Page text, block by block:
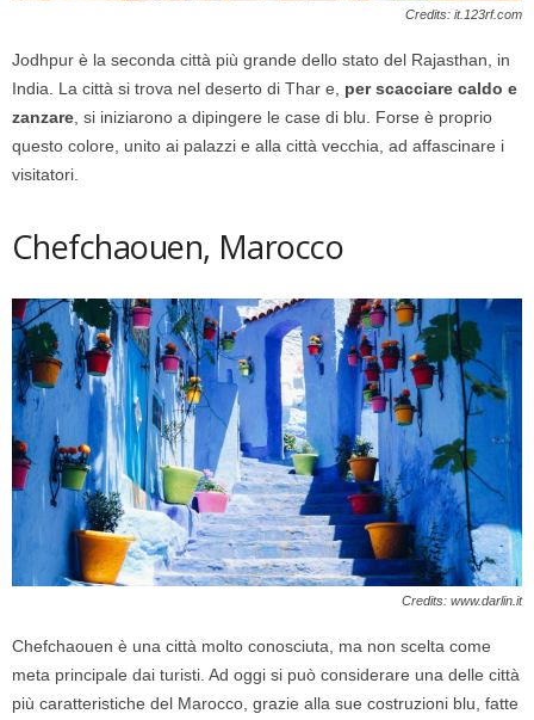
Credits: it.123rf.com
Jodhpur è la seconda città più grande dello stato del Rajasthan, in
India. La città si trova nel deserto di Thar e, per scacciare caldo e
zanzare , si iniziarono a dipingere le case di blu. Forse è proprio
questo colore, unito ai palazzi e alla città vecchia, ad affascinare i
visitatori.
Chefchaouen, Marocco
Credits: www.darlin.it
Chefchaouen è una città molto conosciuta, ma non scelta come
meta principale dai turisti. Ad oggi si può considerare una delle città
più caratteristiche del Marocco, grazie alla sue costruzioni blu, fatte